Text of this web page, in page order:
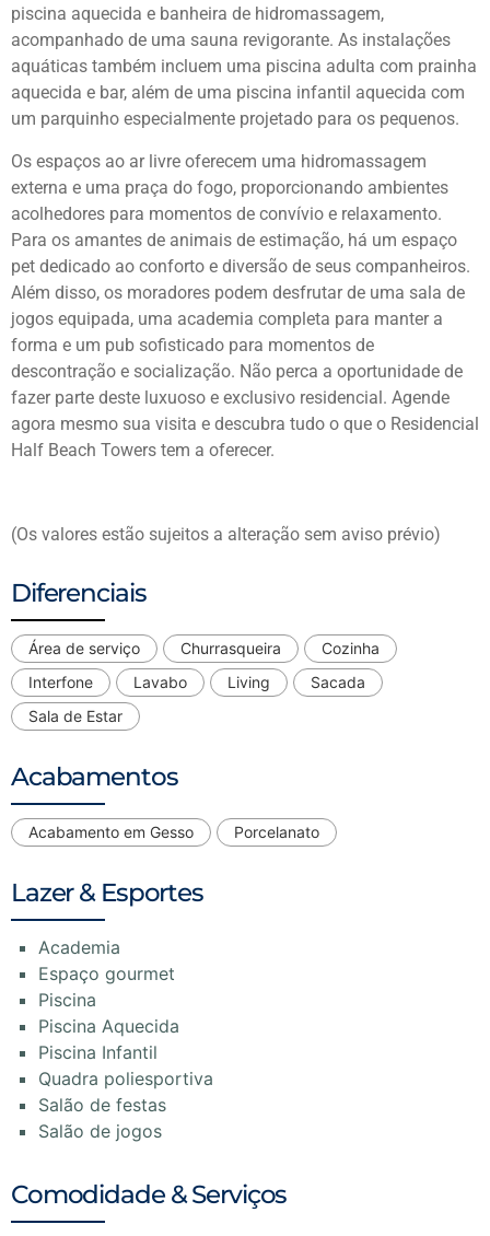
piscina aquecida e banheira de hidromassagem,
acompanhado de uma sauna revigorante. As instalações
aquáticas também incluem uma piscina adulta com prainha
aquecida e bar, além de uma piscina infantil aquecida com
um parquinho especialmente projetado para os pequenos.
Os espaços ao ar livre oferecem uma hidromassagem
externa e uma praça do fogo, proporcionando ambientes
acolhedores para momentos de convívio e relaxamento.
Para os amantes de animais de estimação, há um espaço
pet dedicado ao conforto e diversão de seus companheiros.
Além disso, os moradores podem desfrutar de uma sala de
jogos equipada, uma academia completa para manter a
forma e um pub sofisticado para momentos de
descontração e socialização. Não perca a oportunidade de
fazer parte deste luxuoso e exclusivo residencial. Agende
agora mesmo sua visita e descubra tudo o que o Residencial
Half Beach Towers tem a oferecer.
(Os valores estão sujeitos a alteração sem aviso prévio)
Diferenciais
Área de serviço Churrasqueira
Cozinha
Interfone
Lavabo Living
Sacada
Sala de Estar
Acabamentos
Acabamento em Gesso Porcelanato
Lazer & Esportes
Academia
Espaço gourmet
Piscina
Piscina Aquecida
Piscina Infantil
Quadra poliesportiva
Salão de festas
Salão de jogos
Comodidade & Serviços